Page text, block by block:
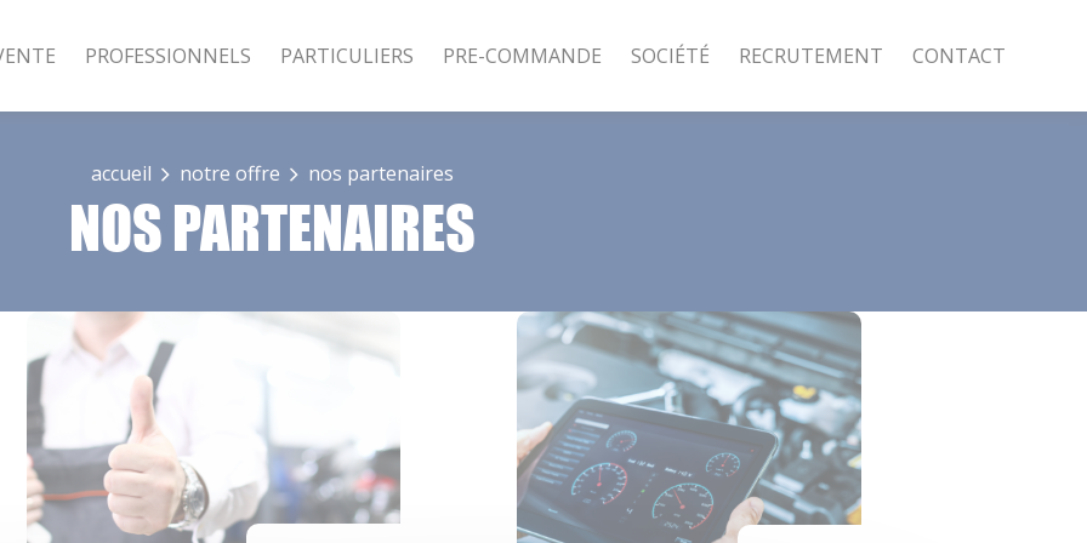
PROFESSIONNELS PARTICULIERS PRE-COMMANDE SOCIÉTÉ RECRUTEMENT CONTACT
accueil notre offre nos partenaires
NOS PARTENAIRES